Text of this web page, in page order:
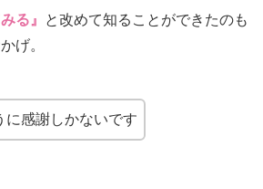
る』
と改めて知ることができたのも
げ。
に感謝しかないです